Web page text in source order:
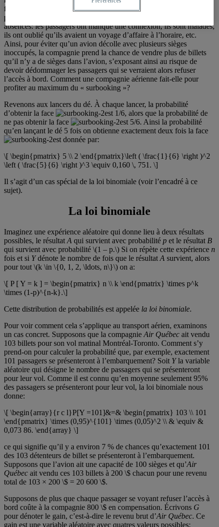
font le pari qu’un nombre important de passagers ne se présenteront
pas au départ de leur vol. Toutes sortes de raisons expliquent ces
absences: les passagers ont manqué une connexion, ils sont malades,
ils ont oublié qu’ils avaient un voyage d’affaire à l’horaire, etc.
Ainsi, pour éviter qu’un avion décolle avec plusieurs sièges
inoccupés, la compagnie prend la chance de vendre plus de billets
qu’il n’y a de sièges dans l’avion, s’exposant ainsi au risque de
devoir dédommager les passagers qui se verraient alors refuser
l’accès à bord. Comment une compagnie aérienne fait-elle pour
profiter au maximum du « surbooking »?
Revenons aux lancers du dé. À chaque lancer, la probabilité
d’obtenir la face
est 1/6, alors que la probabilité de
ne pas obtenir la face
est 5/6. Ainsi la probabilité
qu’en lançant le dé 5 fois on obtienne exactement deux fois la face
est donnée par:
\[ \begin{pmatrix} 5 \\ 2 \end{pmatrix}\left ( \frac{1}{6} \right )^2
\left ( \frac{5}{6} \right )^3 \equiv 0,160 \, 751. \]
Il s’agit d’un cas spécial de la loi binomiale (voir l’encadré à ce
sujet).
La loi binomiale
Imaginez une expérience aléatoire qui donne lieu à deux résultats
possibles, le résultat A qui survient avec probabilité p et le résultat B
qui survient avec probabilité \(1 – p.\) Si on répète cette expérience n
fois et si Ydénote le nombre de fois que le résultat A survient, alors
pour tout \(k \in \{0, 1, 2, \ldots, n\}\) on a:
\[ P [ Y = k ] = \begin{pmatrix} n \\ k \end{pmatrix} \times p^k
\times (1-p)^{n-k}.\]
Cette distribution de probabilités est appelée la loi binomiale.
Pour voir comment cela s’applique au transport aérien, examinons
un cas concret. Supposons que la compagnie Air Québec ait vendu
103 billets pour son vol matinal Montréal-Toronto. Comment s’y
prend-on pour calculer la probabilité que, par exemple, exactement
101 passagers se présenteront à l’embarquement? Soit Yla variable
aléatoire qui désigne le nombre de passagers qui se présenteront
pour leur vol. Comme il est connu qu’en moyenne seulement 95%
des passagers se présenteront pour leur vol, la loi binomiale nous
donne:
\[ \begin{array}{r c l}P[Y =101]&=& \begin{pmatrix} 103 \\ 101
\end{pmatrix} \times (0,95)^{101} \times (0,05)^2 \\ & \equiv &
0,073 86. \end{array} \]
ce qui signifie qu’il y a environ 7 % de chances qu’exactement 101
des 103 détenteurs de billet se présenteront à l’embarquement.
Supposons que l’avion ait une capacité de 100 sièges et qu’Air
Québec ait vendu ces 103 billets à 200 \$ chacun pour une revenu
total de 103 × 200 \$ = 20 600 \$.
Supposons de plus que chaque passager se voyant refuser l’accès à
bord coûte à la compagnie 800 \$ en compensation. Écrivons G
pour dénoter le gain, c’est-à-dire le revenu brut d’Air Québec. Ce
gain est une variable aléatoire avec quatres valeurs possibles: